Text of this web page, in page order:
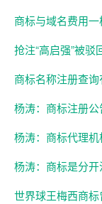
商标与域名费用一
抢注“高启强”被驳
商标名称注册查询
杨涛：商标注册公
杨涛：商标代理机
杨涛：商标是分开
世界球王梅西商标